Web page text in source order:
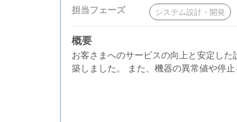
担当フェーズ システム設計・開発
概要
お客さまへのサービスの向上と安定し
築しました。 また、機器の異常値や停